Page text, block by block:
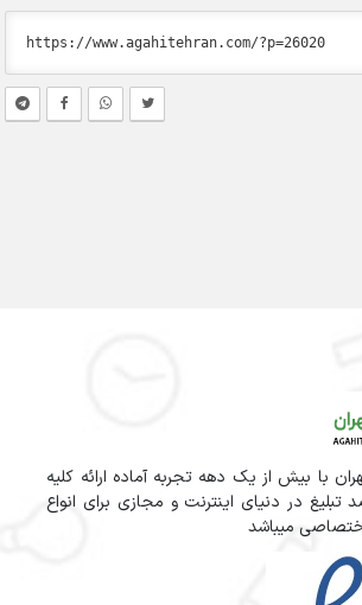
با بیش از یک دهه تجربه آماده ارائه کلیه
در دنیای اینترنت و مجازی برای انواع
میباشد